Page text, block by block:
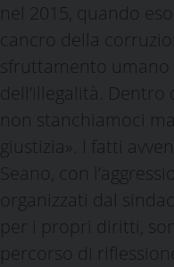
nel 2015, quando
cancro della
sfruttamento umano
dell’illegalità.
non stanchiamoci
giustizia». I fatti
Seano, con
organizzati dal
per i propri diritti,
percorso di